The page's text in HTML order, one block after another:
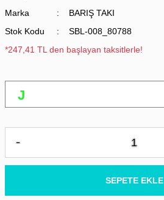
Marka
BARIŞ TAKI
Stok Kodu
SBL-008_80788
*247,41 TL den başlayan taksitlerle!
SEPETE EKLE